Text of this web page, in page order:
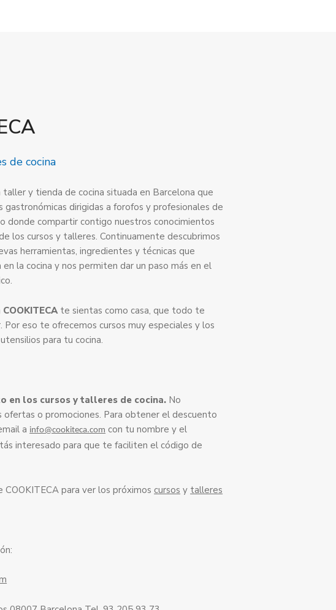
de cocina
y tienda de cocina situada en Barcelona que
gastronómicas dirigidas a forofos y profesionales de
donde compartir contigo nuestros conocimientos
los cursos y talleres. Continuamente descubrimos
herramientas, ingredientes y técnicas que
la cocina y nos permiten dar un paso más en el
COOKITECAte sientas como casa, que todo te
Por eso te ofrecemos cursos muy especiales y los
para tu cocina.
en los cursos y talleres de cocina. No
ofertas o promociones. Para obtener el descuento
a info@cookiteca.com con tu nombre y el
interesado para que te faciliten el código de
para ver los próximos cursos y talleres